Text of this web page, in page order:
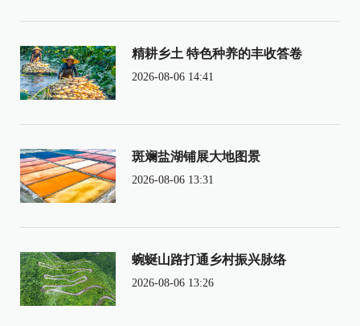
精耕乡土 特色种养的丰收答卷
2026-08-06 14:41
斑斓盐湖铺展大地图景
2026-08-06 13:31
蜿蜒山路打通乡村振兴脉络
2026-08-06 13:26